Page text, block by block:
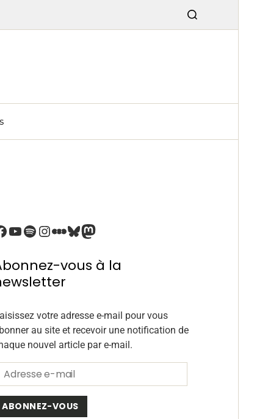
N
vous à la
votre adresse e-mail pour vous
au site et recevoir une notification de
nouvel article par e-mail.
ABONNEZ-VOUS